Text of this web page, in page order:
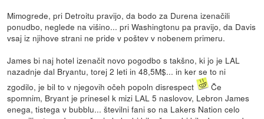
Mimogrede, pri Detroitu pravijo, da bodo za Durena izenačili
ponudbo, neglede na višino... pri Washingtonu pa pravijo, da Davis
vsaj iz njihove strani ne pride v poštev v nobenem primeru.
James bi naj hotel izenačit novo pogodbo s takšno, ki jo je LAL
nazadnje dal Bryantu, torej 2 leti in 48,5M$... in ker se to ni
zgodilo, je bil to v njegovih očeh popoln disrespect
Če
spomnim, Bryant je prinesel k mizi LAL 5 naslovov, Lebron James
enega, tistega v bubblu... številni fani so na Lakers Nation celo